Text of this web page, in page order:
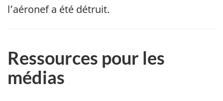
l’aéronef a été détruit.
Ressources pour les
médias